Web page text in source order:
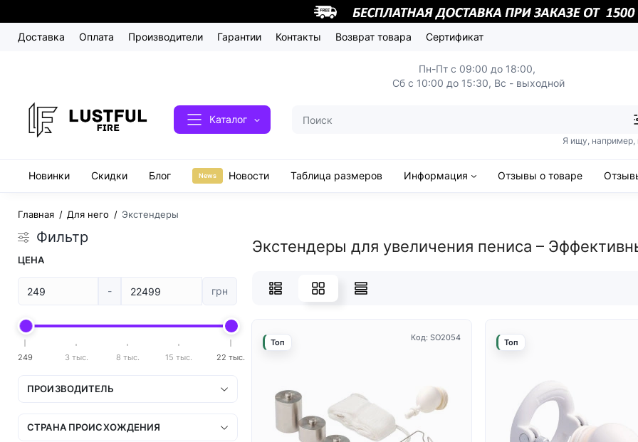
Доставка Оплата Производители Гарантии Контакты Возврат товара Сертификат
Каталог
Пн-Пт с 09:00 до 18:00,
Сб с 10:00 до 15:30, Вс - выходной
Я ищу, например,
Новинки Скидки Блог News Новости Таблица размеров Информация Отзывы о товаре
Главная Для него Экстендеры
Фильтр
ЦЕНА
- грн
249 3 тыс. 8 тыс. 15 тыс. 22 тыс.
ПРОИЗВОДИТЕЛЬ
СТРАНА ПРОИСХОЖДЕНИЯ
Экстендеры для увеличения пениса –
Код: SO2054
Топ Топ